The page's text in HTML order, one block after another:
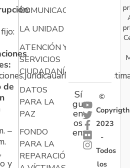
de
–
y
COMUNICACIONES
LA UNIDAD
ATENCIÓN Y
SERVICIOS
CIUDADANÍA
DATOS
PARA LA
PAZ
FONDO
PARA LA
REPARACIÓN
Sí
gu
en
os
en:
©
Copyrigth
2023
-
Todos
los